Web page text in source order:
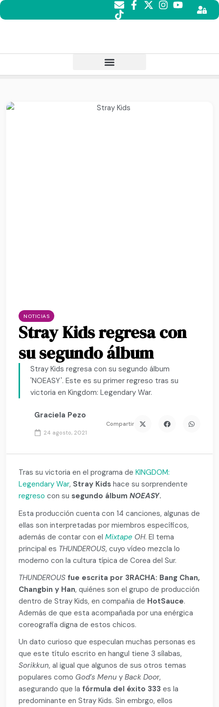
NOTICIAS
Stray Kids regresa con
su segundo álbum
Stray Kids regresa con su segundo álbum
'NOEASY'. Este es su primer regreso tras su
victoria en Kingdom: Legendary War.
Graciela Pezo
24 agosto, 2021
Compartir
Tras su victoria en el programa deKINGDOM:
Legendary War, Stray Kids hace su sorprendente
regreso con su segundo álbumNOEASY.
Esta producción cuenta con 14 canciones, algunas de
ellas son interpretadas por miembros específicos,
además de contar con elMixtape OH. El tema
principal es THUNDEROUS, cuyo vídeo mezcla lo
moderno con la cultura típica de Corea del Sur.
THUNDEROUS fue escrita por 3RACHA: Bang Chan,
Changbin y Han, quiénes son el grupo de producción
dentro de Stray Kids, en compañia de HotSauce.
Además de que esta acompañada por una enérgica
coreografia digna de estos chicos.
Un dato curioso que especulan muchas personas es
queeste título escrito en hangul tiene 3 sílabas,
Sorikkun, al igual que algunos de sus otros temas
populares como God’s Menu yBack Door,
asegurando que la fórmula del éxito 333 es la
predominante en Stray Kids. Sin embrgo, ellos